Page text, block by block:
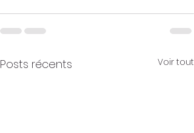
Posts récents Voir tout